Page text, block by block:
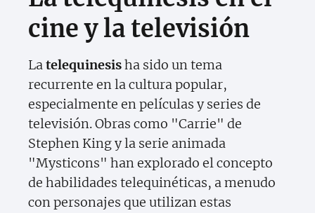
cine y la televisión
Latelequinesisha sido un tema
recurrente en la cultura popular,
especialmente en películas y series de
televisión. Obras como "Carrie" de
Stephen King y la serie animada
"Mysticons" han explorado el concepto
de habilidades telequinéticas, a menudo
con personajes que utilizan estas